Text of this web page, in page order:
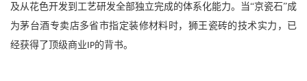
及从花色开发到工艺研发全部独立完成的体系化能力。当“京瓷石”成
为茅台酒专卖店多省市指定装修材料时，狮王瓷砖的技术实力，已
经获得了顶级商业IP的背书。